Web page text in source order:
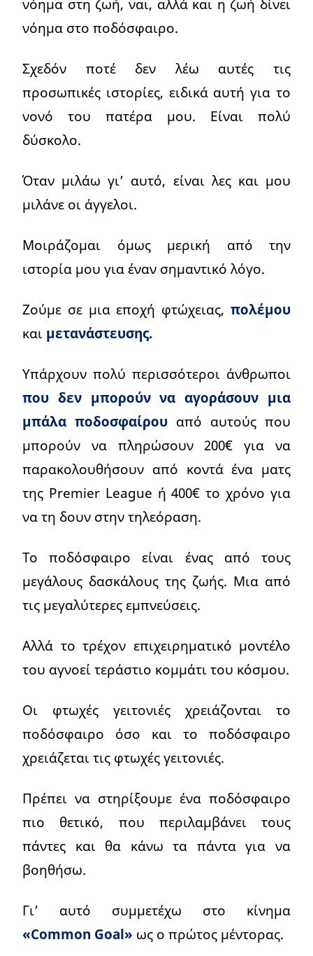
νόημα στο ποδόσφαιρο.
Σχεδόν ποτέ δεν λέω αυτές τις
προσωπικές ιστορίες, ειδικά αυτή για το
νονό του πατέρα μου. Είναι πολύ
δύσκολο.
Όταν μιλάω γι’ αυτό, είναι λες και μου
μιλάνε οι άγγελοι.
Μοιράζομαι όμως μερική από την
ιστορία μου για έναν σημαντικό λόγο.
Ζούμε σε μια εποχή φτώχειας, πολέμου
και μετανάστευσης.
Υπάρχουν πολύ περισσότεροι άνθρωποι
που δεν μπορούν να αγοράσουν μια
μπάλα ποδοσφαίρου από αυτούς που
μπορούν να πληρώσουν 200€ για να
παρακολουθήσουν από κοντά ένα ματς
της Premier League ή 400€ το χρόνο για
να τη δουν στην τηλεόραση.
Το ποδόσφαιρο είναι ένας από τους
μεγάλους δασκάλους της ζωής. Μια από
τις μεγαλύτερες εμπνεύσεις.
Αλλά το τρέχον επιχειρηματικό μοντέλο
του αγνοεί τεράστιο κομμάτι του κόσμου.
Οι φτωχές γειτονιές χρειάζονται το
ποδόσφαιρο όσο και το ποδόσφαιρο
χρειάζεται τις φτωχές γειτονιές.
Πρέπει να στηρίξουμε ένα ποδόσφαιρο
πιο θετικό, που περιλαμβάνει τους
πάντες και θα κάνω τα πάντα για να
βοηθήσω.
Γι’ αυτό συμμετέχω στο κίνημα
«Common Goal» ως ο πρώτος μέντορας.